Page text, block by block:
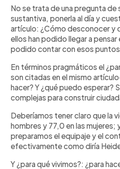
No se trata de una pregunta
sustantiva, ponerla al día y
artículo: ¿Cómo desconocer y
ellos han podido llegar a pensar
podido contar con esos
En términos pragmáticos el
son citadas en el mismo
hacer? Y ¿qué puedo esperar?
complejas para construir
Deberíamos tener claro que la
hombres y 77,0 en las
preparamos el equipaje y el
efectivamente como diría
Y ¿para qué vivimos?: ¿para